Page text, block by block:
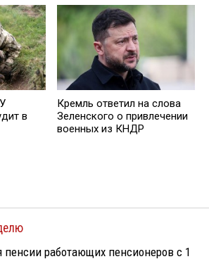
в
Кремль ответил на слова
Зеленского о привлечении
военных из КНДР
пенсии работающих пенсионеров с 1